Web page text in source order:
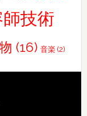
技術
(16) 音楽(2)